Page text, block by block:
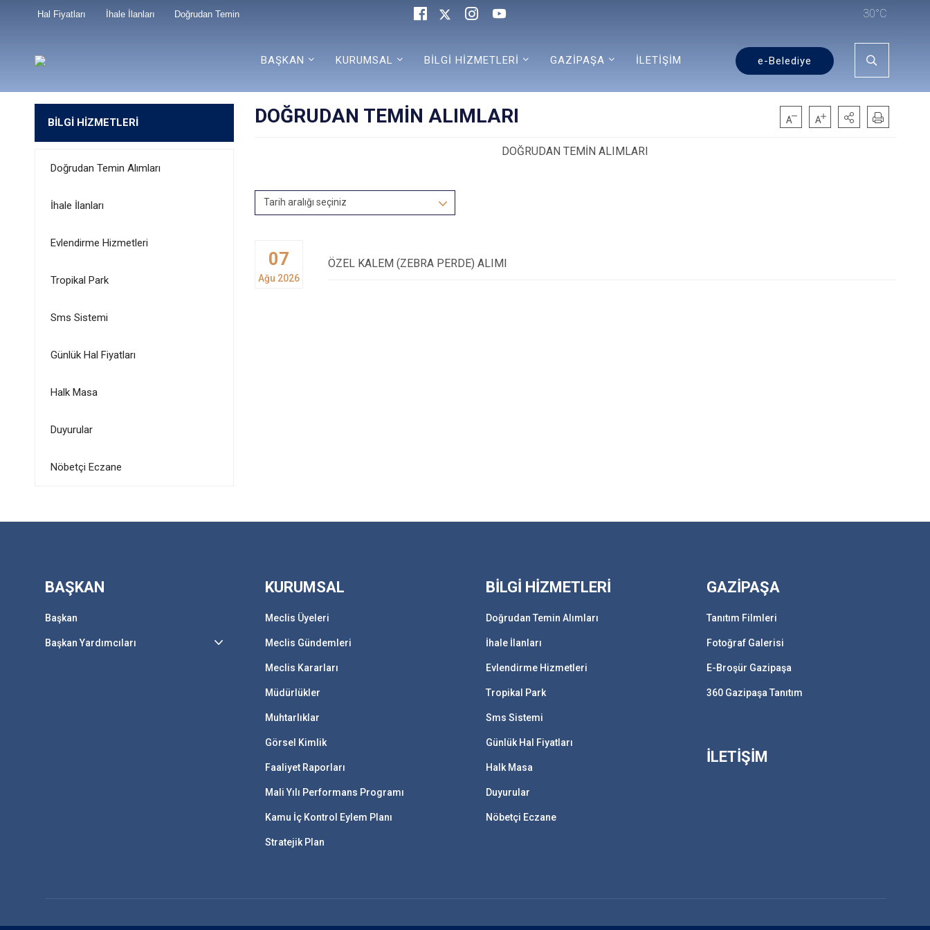
Hal Fiyatları İhale İlanları Doğrudan Temin 30°C
BAŞKAN KURUMSAL BİLGİ HİZMETLERİ GAZİPAŞA İLETİŞİM e-Belediye
BİLGİ HİZMETLERİ
Doğrudan Temin Alımları
İhale İlanları
Evlendirme Hizmetleri
Tropikal Park
Sms Sistemi
Günlük Hal Fiyatları
Halk Masa
Duyurular
Nöbetçi Eczane
DOĞRUDAN TEMİN ALIMLARI
DOĞRUDAN TEMİN ALIMLARI
Tarih aralığı seçiniz
07
Ağu 2026
ÖZEL KALEM (ZEBRA PERDE) ALIMI
BAŞKAN
Başkan
Başkan Yardımcıları
KURUMSAL
Meclis Üyeleri
Meclis Gündemleri
Meclis Kararları
Müdürlükler
Muhtarlıklar
Görsel Kimlik
Faaliyet Raporları
Mali Yılı Performans Programı
Kamu İç Kontrol Eylem Planı
Stratejik Plan
BİLGİ HİZMETLERİ
Doğrudan Temin Alımları
İhale İlanları
Evlendirme Hizmetleri
Tropikal Park
Sms Sistemi
Günlük Hal Fiyatları
Halk Masa
Duyurular
Nöbetçi Eczane
GAZİPAŞA
Tanıtım Filmleri
Fotoğraf Galerisi
E-Broşür Gazipaşa
360 Gazipaşa Tanıtım
İLETİŞİM